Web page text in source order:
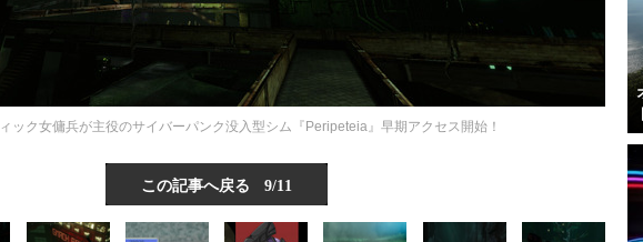
ック女傭兵が主役のサイバーパンク没入型シム『Peripeteia』早期アクセス開始！
この記事へ戻る 9/11